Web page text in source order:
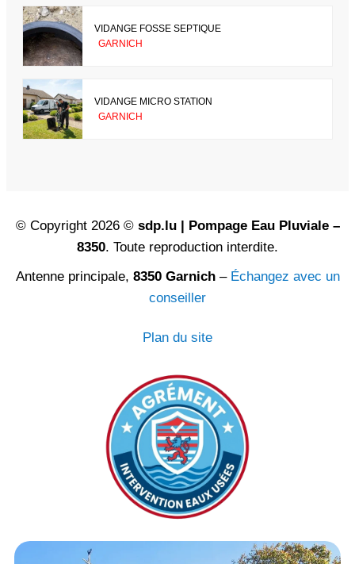
VIDANGE FOSSE SEPTIQUE
GARNICH
VIDANGE MICRO STATION
GARNICH
© Copyright 2026 © sdp.lu | Pompage Eau Pluviale –
8350. Toute reproduction interdite.
Antenne principale, 8350 Garnich– Échangez avec un
conseiller
Plan du site